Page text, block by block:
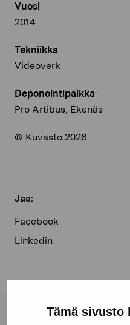
Tämä sivusto
Vuosi
2014
Tekniikka
Videoverk
Deponointipaikka
Pro Artibus, Ekenäs
© Kuvasto 2026
Jaa:
Facebook
Linkedin